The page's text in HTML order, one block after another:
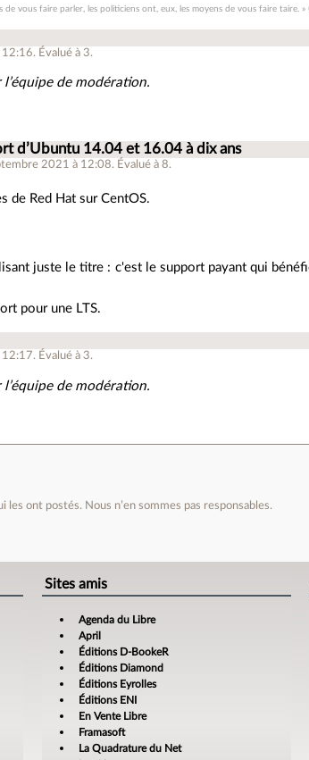
vous faire parler, les politiciens ont, eux, les moyens de vous faire taire. »
12:16. Évalué à 3.
de modération.
d’Ubuntu 14.04 et 16.04 à dix ans
2021 à 12:08. Évalué à8.
de Red Hat sur CentOS.
juste le titre : c'est le support payant qui
pour une LTS.
12:17. Évalué à 3.
de modération.
ont postés. Nous n’en sommes pas responsables.
Sites amis
Agenda du Libre
April
Éditions D-BookeR
Éditions Diamond
Éditions Eyrolles
Éditions ENI
En Vente Libre
Framasoft
La Quadrature du Net